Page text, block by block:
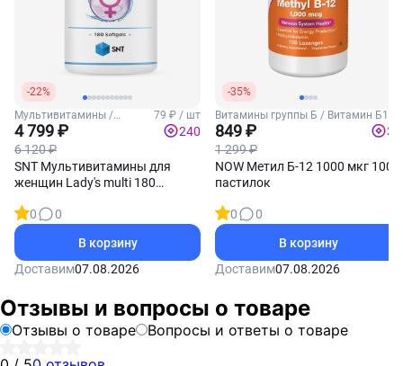
-22%
Мультивитамины /
Женские витамины
79 ₽ / шт
4 799 ₽
6 120 ₽
240
SNT Мультивитамины для
женщин Lady's multi 180
0
0
В корзину
Доставим07.08.2026
-35%
Витамины группы Б / Витамин Б12
849 ₽
1 299 ₽
34
NOW Метил Б-12 1000 мкг 100
пастилок
0
0
В корзину
Доставим07.08.2026
Отзывы и вопросы о товаре
Отзывы о товаре
Вопросы и ответы о товаре